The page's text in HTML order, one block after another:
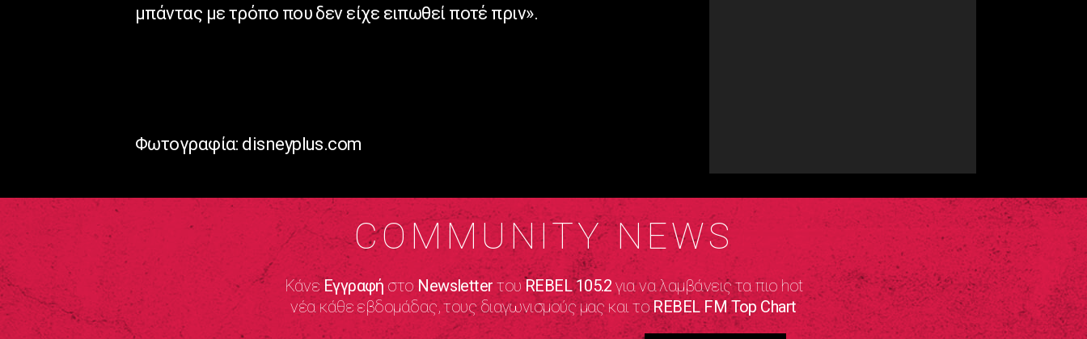
μπάντας με τρόπο που δεν είχε ειπωθεί ποτέ πριν».
Φωτογραφία: disneyplus.com
COMMUNITY NEWS
ΚάνεΕγγραφή στο Newsletter τουREBEL 105.2 για να λαμβάνεις τα πιο hot
νέα κάθε εβδομάδας, τους διαγωνισμούς μας και τοREBEL FM Top Chart